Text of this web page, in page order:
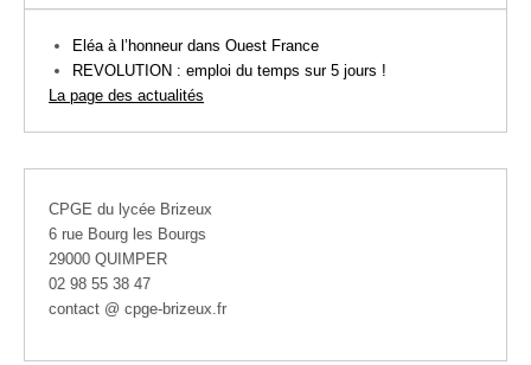
Eléa à l’honneur dans Ouest France
REVOLUTION : emploi du temps sur 5 jours !
La page des actualités
CPGE du lycée Brizeux
6 rue Bourg les Bourgs
29000 QUIMPER
02 98 55 38 47
contact @ cpge-brizeux.fr